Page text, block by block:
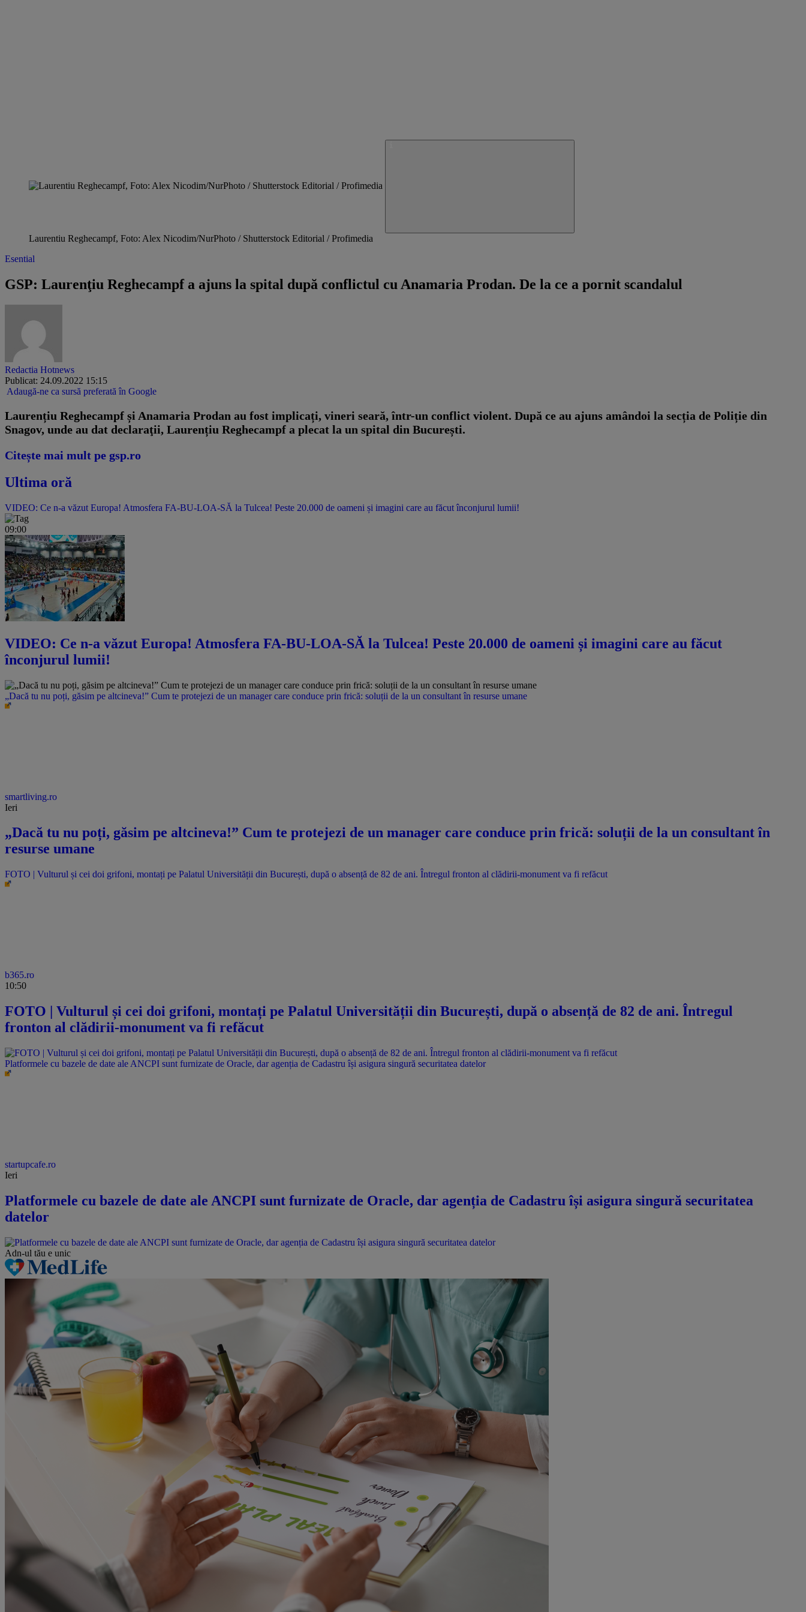
Laurentiu Reghecampf, Foto: Alex Nicodim/NurPhoto / Shutterstock Editorial / Profimedia
Esential
GSP: Laurenţiu Reghecampf a ajuns la spital după conflictul cu Anamaria Prodan. De la ce a pornit scandalul
Redactia Hotnews
Publicat: 24.09.2022 15:15
Adaugă-ne ca sursă preferată în Google
Laurențiu Reghecampf și Anamaria Prodan au fost implicați, vineri seară, într-un conflict violent. După ce au ajuns amândoi la secția de Poliție din
Snagov, unde au dat declaraţii, Laurențiu Reghecampf a plecat la un spital din București.
Citește mai mult pe gsp.ro
Ultima oră
VIDEO: Ce n-a văzut Europa! Atmosfera FA-BU-LOA-SĂ la Tulcea! Peste 20.000 de oameni și imagini care au făcut înconjurul lumii!
09:00
VIDEO: Ce n-a văzut Europa! Atmosfera FA-BU-LOA-SĂ la Tulcea! Peste 20.000 de oameni și imagini care au făcut
înconjurul lumii!
„Dacă tu nu poți, găsim pe altcineva!” Cum te protejezi de un manager care conduce prin frică: soluții de la un consultant în resurse umane
smartliving.ro
Ieri
„Dacă tu nu poți, găsim pe altcineva!” Cum te protejezi de un manager care conduce prin frică: soluții de la un consultant în
resurse umane
FOTO | Vulturul și cei doi grifoni, montați pe Palatul Universității din București, după o absență de 82 de ani. Întregul fronton al clădirii-monument va fi refăcut
b365.ro
10:50
FOTO | Vulturul și cei doi grifoni, montați pe Palatul Universității din București, după o absență de 82 de ani. Întregul
fronton al clădirii-monument va fi refăcut
Platformele cu bazele de date ale ANCPI sunt furnizate de Oracle, dar agenția de Cadastru își asigura singură securitatea datelor
startupcafe.ro
Ieri
Platformele cu bazele de date ale ANCPI sunt furnizate de Oracle, dar agenția de Cadastru își asigura singură securitatea
datelor
Adn-ul tău e unic